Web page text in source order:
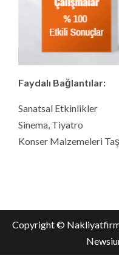
Faydalı Bağlantılar:
Sanatsal Etkinlikler
Sinema, Tiyatro
Konser Malzemeleri
Copyright ©